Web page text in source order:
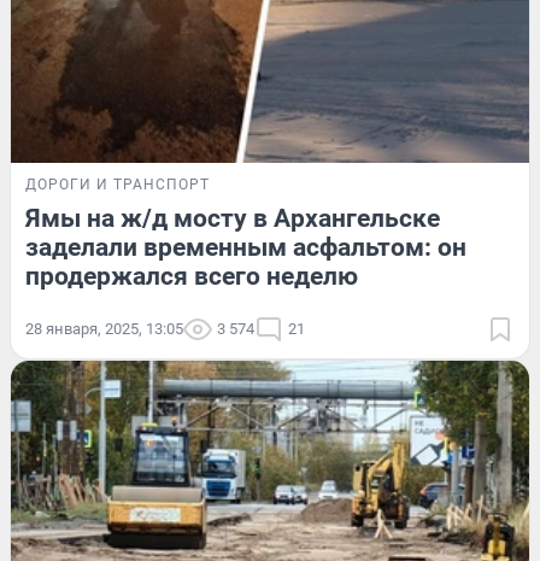
ДОРОГИ И ТРАНСПОРТ
Ямы на ж/д мосту в Архангельске
заделали временным асфальтом: он
продержался всего неделю
28 января, 2025, 13:05 3 574 21